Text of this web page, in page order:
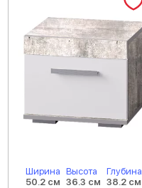
Ширина
50.2 см
Высота
36.3 см
Глубина
38.2 см